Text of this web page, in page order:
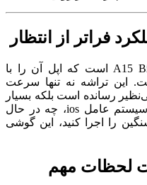
قلب تپنده این گوشی، تراشه A15 Bionic است که اپل آن را با
است. این تراشه نه تنها سرعت
رسانده است بلکه بسیار
کم مصرف است. به عنوان کاربر سیستم عامل ios، چه در حال
را اجرا کنید، این گوشی
لحظات مهم